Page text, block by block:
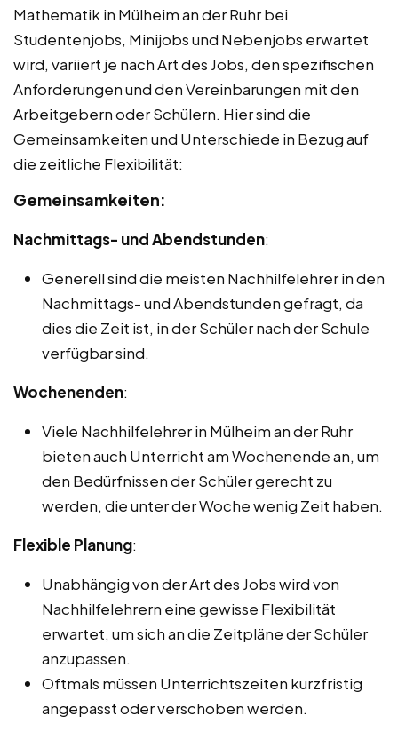
Mathematik in Mülheim an der Ruhr bei
Studentenjobs, Minijobs und Nebenjobs erwartet
wird, variiert je nach Art des Jobs, den spezifischen
Anforderungen und den Vereinbarungen mit den
Arbeitgebern oder Schülern. Hier sind die
Gemeinsamkeiten und Unterschiede in Bezug auf
die zeitliche Flexibilität:
Gemeinsamkeiten:
Nachmittags- und Abendstunden:
Generell sind die meisten Nachhilfelehrer in den
Nachmittags- und Abendstunden gefragt, da
dies die Zeit ist, in der Schüler nach der Schule
verfügbar sind.
Wochenenden:
Viele Nachhilfelehrer in Mülheim an der Ruhr
bieten auch Unterricht am Wochenende an, um
den Bedürfnissen der Schüler gerecht zu
werden, die unter der Woche wenig Zeit haben.
Flexible Planung:
Unabhängig von der Art des Jobs wird von
Nachhilfelehrern eine gewisse Flexibilität
erwartet, um sich an die Zeitpläne der Schüler
anzupassen.
Oftmals müssen Unterrichtszeiten kurzfristig
angepasst oder verschoben werden.